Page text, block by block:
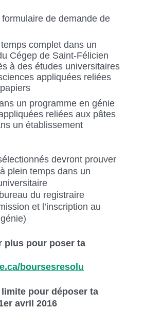
de demande de
complet dans un
Cégep de Saint-Félicien
à des études universitaires
appliquées reliées
un programme en génie
reliées aux pâtes
un établissement
devront prouver
plein temps dans un
du registraire
et l’inscription au
plus pour poser ta
boursesresolu
pour déposer ta
avril 2016